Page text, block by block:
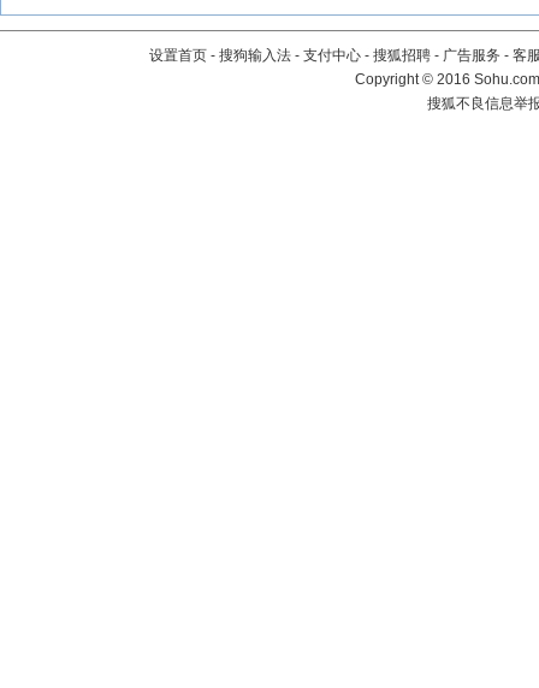
设置首页 - 搜狗输入法 - 支付中心 - 搜狐招聘 - 广告服务 - 客
Copyright©2016
搜狐不良信息举